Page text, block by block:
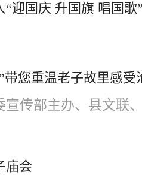
迎国庆 升国旗 唱国歌
带您重温老子故里感受
宣传部主办、县文联
庙会